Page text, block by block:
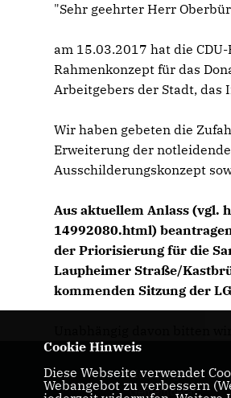
"Sehr geehrter Herr
am 15.03.2017 hat die
Rahmenkonzept für das
Arbeitgebers der Stadt, das
Wir haben gebeten die
Erweiterung der
Ausschilderungskonzept
Aus aktuellem Anlass
14992080.html)
der Priorisierung für die
Laupheimer Straße/
kommenden Sitzung der
Homepage der
Gemeinderat
Cookie Hinweis
Diese Webseite verwendet
Webangebot zu verbessern